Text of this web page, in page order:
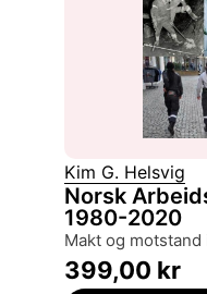
Kim G. Helsvig
Norsk
1980-2020
makt og
399,00 kr